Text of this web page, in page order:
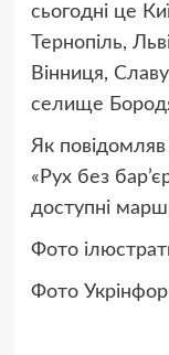
сьогодні це
Тернопіль,
Вінниця,
селище
Як повідомляв
«Рух без
доступні
Фото
Фото